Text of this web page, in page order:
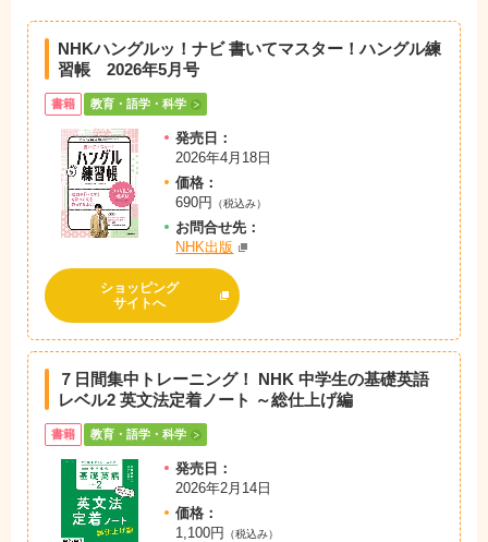
NHKハングルッ！ナビ 書いてマスター！ハングル練
習帳 2026年5月号
書籍 教育・語学・科学
発売日：
2026年4月18日
価格：
690円
（税込み）
お問合せ先：
NHK出版
ショッピング
サイトへ
７日間集中トレーニング！ NHK 中学生の基礎英語
レベル2 英文法定着ノート ～総仕上げ編
書籍 教育・語学・科学
発売日：
2026年2月14日
価格：
1,100円
（税込み）